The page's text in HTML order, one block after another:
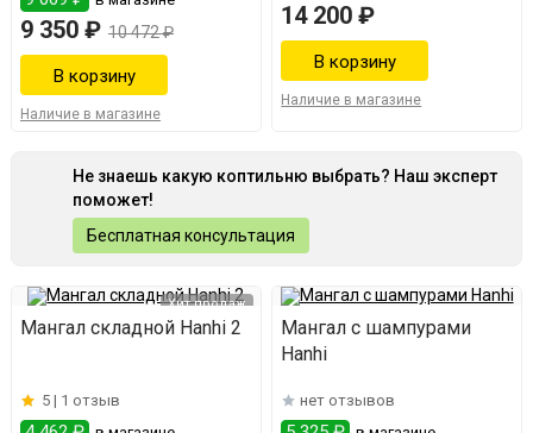
9 350 ₽ 10 472 ₽
Наличие в магазине
14 200 ₽
Наличие в магазине
Не знаешь какую коптильню выбрать? Наш эксперт
поможет!
Бесплатная консультация
Хит продаж
Мангал складной Hanhi 2
5 | 1 отзыв
Мангал с шампурами
Hanhi
нет отзывов